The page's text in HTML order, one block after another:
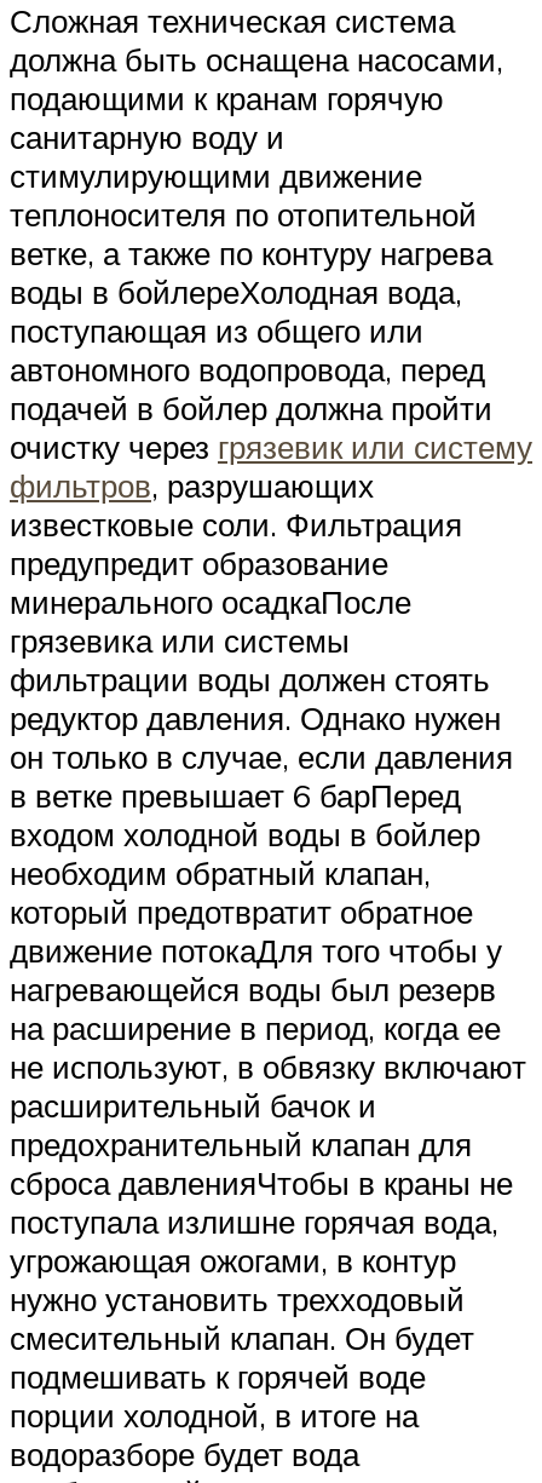
Сложная техническая система
должна быть оснащена насосами,
подающими к кранам горячую
санитарную воду и
стимулирующими движение
теплоносителя по отопительной
ветке, а также по контуру нагрева
воды в бойлереХолодная вода,
поступающая из общего или
автономного водопровода, перед
подачей в бойлер должна пройти
очистку через грязевик или систему
фильтров, разрушающих
известковые соли. Фильтрация
предупредит образование
минерального осадкаПосле
грязевика или системы
фильтрации воды должен стоять
редуктор давления. Однако нужен
он только в случае, если давления
в ветке превышает 6 барПеред
входом холодной воды в бойлер
необходим обратный клапан,
который предотвратит обратное
движение потокаДля того чтобы у
нагревающейся воды был резерв
на расширение в период, когда ее
не используют, в обвязку включают
расширительный бачок и
предохранительный клапан для
сброса давленияЧтобы в краны не
поступала излишне горячая вода,
угрожающая ожогами, в контур
нужно установить трехходовый
смесительный клапан. Он будет
подмешивать к горячей воде
порции холодной, в итоге на
водоразборе будет вода